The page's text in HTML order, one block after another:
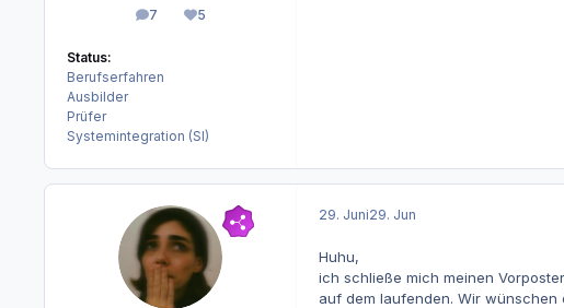
7
Beiträge5
Reputation
Status:
Berufserfahren
Ausbilder
Prüfer
Systemintegration (SI)
29. Juni29. Jun
Huhu,
ich schließe mich meinen
auf dem laufenden. Wir wünschen